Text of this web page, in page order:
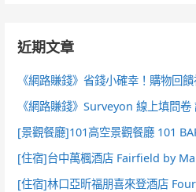
近期文章
《網路賺錢》省錢小確幸！購物回
《網路賺錢》Surveyon 線上填問卷
[景觀餐廳]101高空景觀餐廳 101
[住宿]台中萬楓酒店 Fairfield by
[住宿]林口亞昕福朋喜來登酒店